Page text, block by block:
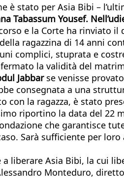
è stato per Asia Bibi –
Yousef.
e la Corte ha rinviato
ragazzina di 14 anni
complici, stuprata e
la validità del
Jabbarse venisse
consegnata a una
la ragazza, è stato
riportino la data del 22
che garantisce
Sarà sufficiente per
liberare Asia Bibi, la cui
Monteduro,